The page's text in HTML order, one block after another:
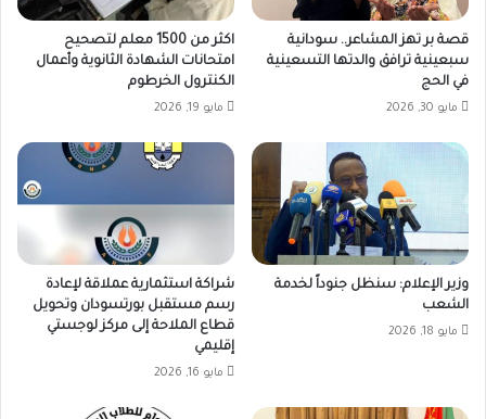
قصة بر تهز المشاعر.. سودانية
سبعينية ترافق والدتها التسعينية
في الحج
مايو 30, 2026
اكثر من 1500 معلم لتصحيح
امتحانات الشهادة الثانوية وأعمال
الكنترول الخرطوم
مايو 19, 2026
وزير الإعلام: سنظل جنوداً لخدمة
الشعب
مايو 18, 2026
شراكة استثمارية عملاقة لإعادة
رسم مستقبل بورتسودان وتحويل
قطاع الملاحة إلى مركز لوجستي
إقليمي
مايو 16, 2026